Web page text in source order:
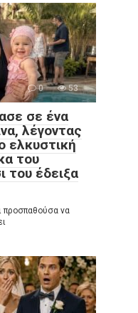
0 53
σε ένα
λέγοντας
του
του έδειξα
προσπαθούσα να